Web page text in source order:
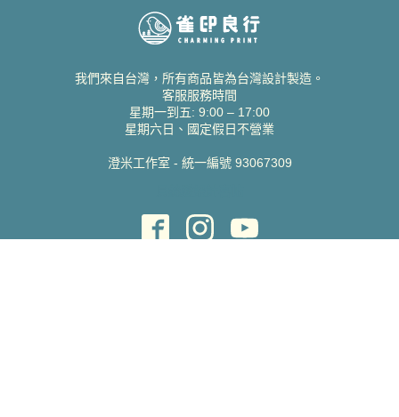
我們來自台灣，所有商品皆為台灣設計製造。
客服服務時間
星期一到五: 9:00 – 17:00
星期六日、國定假日不營業
澄米工作室 - 統一編號 93067309